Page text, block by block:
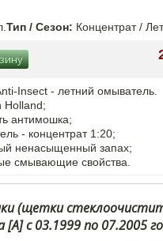
Тип / Сезон: Концентрат /
Insect - летний омыватель.
Holland;
антимошка;
- концентрат 1:20;
ненасыщенный запах;
смывающие свойства.
(щетки
[A] с 03.1999 по 07.2005